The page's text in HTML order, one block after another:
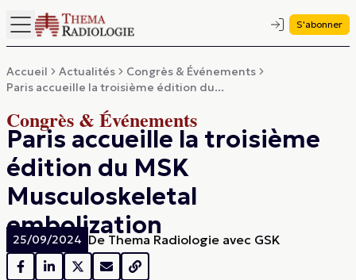
S'abonner
Accueil Actualités
Congrès & Événements
Paris accueille la troisième édition du...
Congrès & Événements
Paris accueille la troisième
édition du MSK
Musculoskeletal
embolization
25/09/2024 De Thema Radiologie avec GSK